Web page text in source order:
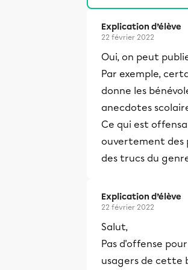
Explication d’élève
22 février 2022
Oui, on peut
Par exemple,
donne les
anecdotes
Ce qui est
ouvertement des
des trucs du
Explication d’élève
22 février 2022
Salut,
Pas d'offense
usagers de cette